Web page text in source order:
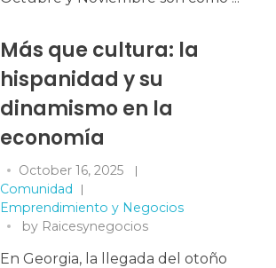
Más que cultura: la
hispanidad y su
dinamismo en la
economía
October 16, 2025
Comunidad
Emprendimiento y Negocios
by Raicesynegocios
En Georgia, la llegada del otoño